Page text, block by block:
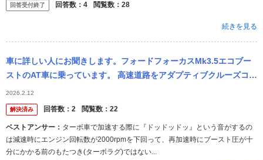
回答受付終了 回答数： 4 閲覧数： 28
続きを見る
車に詳しい人にお聞きします。フォードフォーカスMk3.5エコブー
ストのAT車に乗っています。 高速道路をアダプティブクルーズコン
トロールで100kmほどで走っていて前の車に詰まり車速が落ちたあ
と...
2026.2.12
解決済み 回答数： 2 閲覧数： 22
ベストアンサー： ターボ車で加速する際に『ドッドッドッ』という音がするの
は減速時にエンジン回転数が2000rpmを下回って、再加速時にブースト圧が十
分にかかる前のもたつき(ターボラグ)ではない...